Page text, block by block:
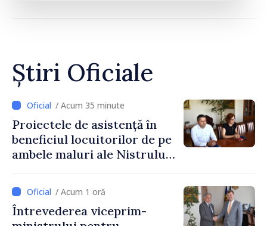
Știri Oficiale
/ Acum 35 minute
Proiectele de asistență în
beneficiul locuitorilor de pe
ambele maluri ale Nistrului
viceprim-ministrului cu
reprezentanta rezidentă a
PNUD în Republica Moldova,
/ Acum 1 oră
Întrevederea viceprim-